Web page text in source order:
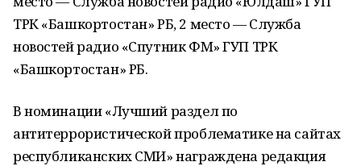
ТРК «Башкортостан» РБ, 2 место — Служба
новостей радио «Спутник ФМ» ГУП ТРК
«Башкортостан» РБ.
В номинации «Лучший раздел по
антитеррористической проблематике на сайтах
республиканских СМИ» награждена редакция